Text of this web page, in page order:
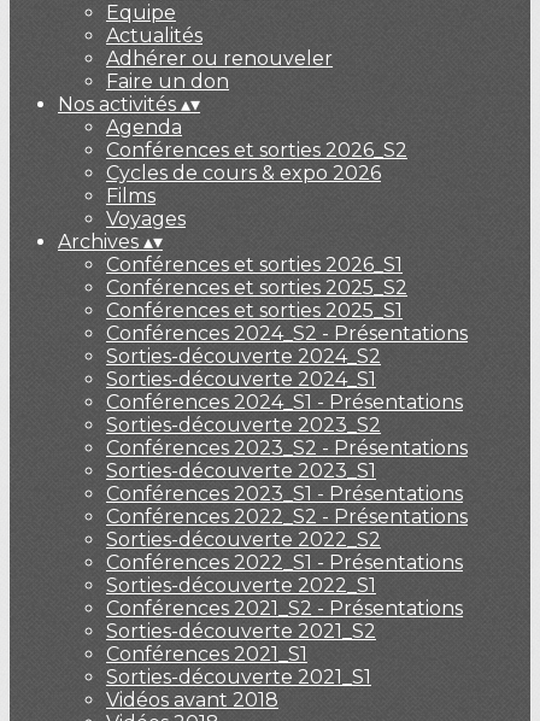
Equipe
Actualités
Adhérer ou renouveler
Faire un don
Nos activités ▴▾
Agenda
Conférences et sorties 2026_S2
Cycles de cours & expo 2026
Films
Voyages
Archives ▴▾
Conférences et sorties 2026_S1
Conférences et sorties 2025_S2
Conférences et sorties 2025_S1
Conférences 2024_S2 - Présentations
Sorties-découverte 2024_S2
Sorties-découverte 2024_S1
Conférences 2024_S1 - Présentations
Sorties-découverte 2023_S2
Conférences 2023_S2 - Présentations
Sorties-découverte 2023_S1
Conférences 2023_S1 - Présentations
Conférences 2022_S2 - Présentations
Sorties-découverte 2022_S2
Conférences 2022_S1 - Présentations
Sorties-découverte 2022_S1
Conférences 2021_S2 - Présentations
Sorties-découverte 2021_S2
Conférences 2021_S1
Sorties-découverte 2021_S1
Vidéos avant 2018